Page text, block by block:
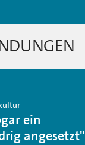
ein
angesetzt"